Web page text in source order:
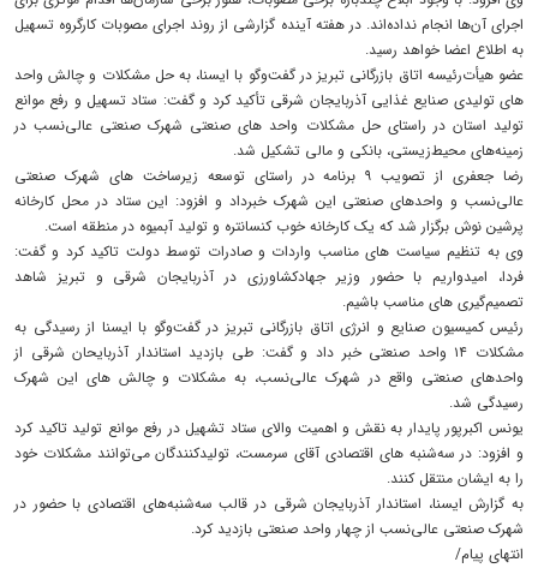
اجرای آن‌ها انجام نداده‌اند. در هفته آینده گزارشی از روند اجرای مصوبات کارگروه تسهیل
به اطلاع اعضا خواهد رسید.
عضو هیأت‌رئیسه اتاق بازرگانی تبریز در گفت‌وگو با ایسنا، به حل مشکلات و چالش واحد
های تولیدی صنایع غذایی آذربایجان شرقی تأکید کرد و گفت: ستاد تسهیل و رفع موانع
تولید استان در راستای حل مشکلات واحد های صنعتی شهرک صنعتی عالی‌نسب در
زمینه‌های محیط‌زیستی، بانکی و مالی تشکیل شد.
رضا جعفری از تصویب ۹ برنامه در راستای توسعه زیرساخت های شهرک صنعتی
عالی‌نسب و واحدهای صنعتی این شهرک خبرداد و افزود: این ستاد در محل کارخانه
پرشین نوش برگزار شد که یک کارخانه خوب کنسانتره و تولید آبمیوه در منطقه است.
وی به تنظیم سیاست های مناسب واردات و صادرات توسط دولت تاکید کرد و گفت:
فردا، امیدواریم با حضور وزیر جهادکشاورزی در آذربایجان‌ شرقی و تبریز شاهد
تصمیم‌گیری های مناسب باشیم.
رئیس کمیسیون صنایع و انرژی اتاق بازرگانی تبریز در گفت‌وگو با ایسنا از رسیدگی به
مشکلات ۱۴ واحد صنعتی خبر داد و گفت: طی بازدید استاندار آذربایحان‌ شرقی از
واحدهای صنعتی واقع در شهرک عالی‌نسب، به مشکلات و چالش های این شهرک
رسیدگی شد.
یونس اکبرپور پایدار به نقش و اهمیت والای ستاد تشهیل در رفع موانع تولید تاکید کرد
و افزود: در سه‌شنبه های اقتصادی آقای سرمست، تولیدکنندگان می‌توانند مشکلات خود
را به ایشان منتقل کنند.
به گزارش ایسنا، استاندار آذربایجان‌ شرقی در قالب سه‌شنبه‌های اقتصادی با حضور در
شهرک صنعتی عالی‌نسب از چهار واحد صنعتی بازدید کرد.
انتهای پیام/